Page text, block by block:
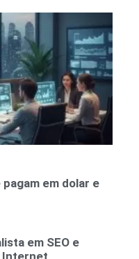
em dolar e
em SEO e
Internet